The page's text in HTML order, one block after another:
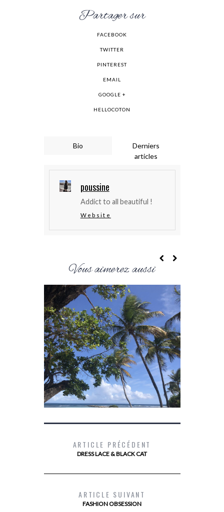
Partager sur
FACEBOOK
TWITTER
PINTEREST
EMAIL
GOOGLE +
HELLOCOTON
Bio
Derniers
articles
poussine
Addict to all beautiful !
Website
Vous aimerez aussi
LES 10 TIPS POUR UN VOYAGE DANS
ARTICLE PRÉCÉDENT
DRESS LACE & BLACK CAT
ARTICLE SUIVANT
FASHION OBSESSION